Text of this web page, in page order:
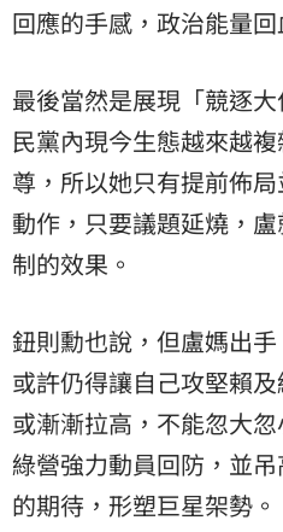
回應的手感，政治能量
最後當然是展現「競逐
民黨內現今生態越來越
尊，所以她只有提前佈
動作，只要議題延燒，
制的效果。
鈕則勳也說，但盧媽出
或許仍得讓自己攻堅賴
或漸漸拉高，不能忽大
綠營強力動員回防，並
的期待，形塑巨星架勢。